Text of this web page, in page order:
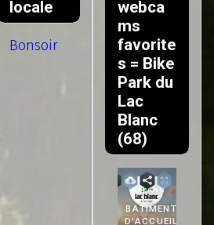
locale
Bonsoir
webca
ms
favorite
s = Bike
Park du
Lac
Blanc
(68)